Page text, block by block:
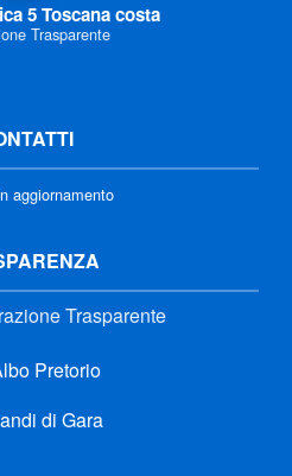
5 Toscana costa
Trasparente
aggiornamento
Trasparente
Pretorio
di Gara